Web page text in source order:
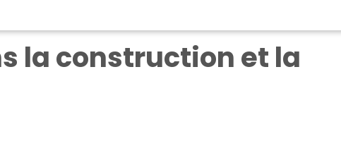
d’accélération de
la construction et la